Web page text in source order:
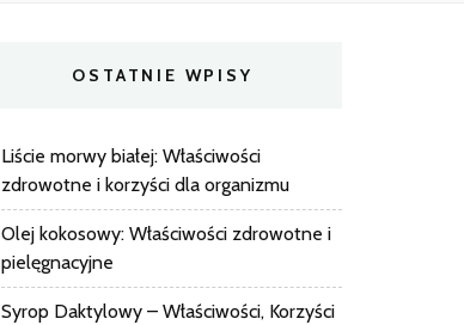
OSTATNIE WPISY
Liście morwy białej: Właściwości
zdrowotne i korzyści dla organizmu
Olej kokosowy: Właściwości zdrowotne i
pielęgnacyjne
Syrop Daktylowy – Właściwości, Korzyści